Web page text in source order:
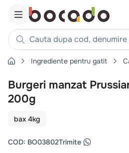
Cauta dupa cod, denumire
Căutări populare
1. cartofi
2. piept pui
. pui
Ingrediente pentru gatit
Burgeri manzat
200g
bax 4kg
COD: BO03802Trimite